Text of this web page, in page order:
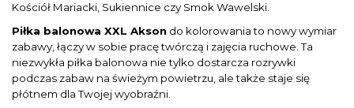
Kościół Mariacki, Sukiennice czy Smok Wawelski.
Piłka balonowa XXL Akson do kolorowania to nowy wymiar
zabawy, łączy w sobie pracę twórczą i zajęcia ruchowe.Ta
niezwykła piłka balonowa nie tylko dostarcza rozrywki
podczas zabaw na świeżym powietrzu, ale także staje się
płótnem dla Twojej wyobraźni.